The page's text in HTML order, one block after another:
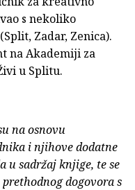
s nekoliko
Zadar, Zenica).
na Akademiji za
u Splitu.
na osnovu
i njihove dodatne
u sadržaj knjige, te se
dogovora s